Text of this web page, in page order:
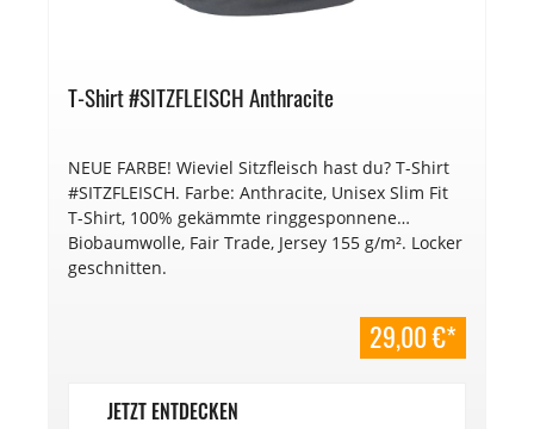
T-Shirt #SITZFLEISCH Anthracite
NEUE FARBE! Wieviel Sitzfleisch hast du? T-Shirt
#SITZFLEISCH. Farbe: Anthracite, Unisex Slim Fit
T-Shirt, 100% gekämmte ringgesponnene
Biobaumwolle, Fair Trade, Jersey 155 g/m². Locker
geschnitten.
29,00 €*
JETZT ENTDECKEN